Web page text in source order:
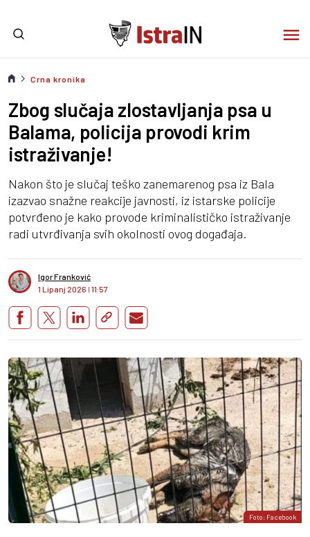
Crna kronika
Zbog slučaja zlostavljanja psa u
Balama, policija provodi krim
istraživanje!
Nakon što je slučaj teško zanemarenog psa iz Bala
izazvao snažne reakcije javnosti, iz istarske policije
potvrđeno je kako provode kriminalističko istraživanje
radi utvrđivanja svih okolnosti ovog događaja.
Igor Franković
1 Lipanj 2026 I 11:57
Foto: Facebook